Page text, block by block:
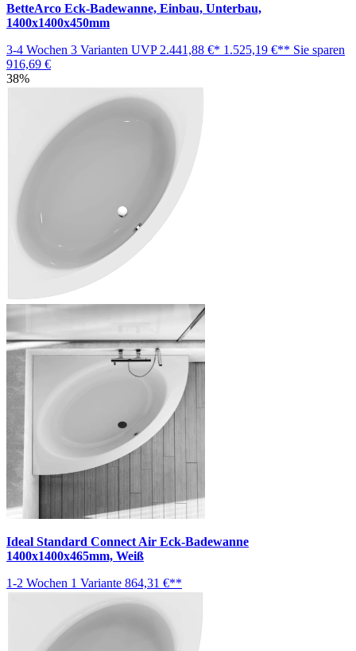
BetteArco Eck-Badewanne, Einbau, Unterbau,
1400x1400x450mm
3-4 Wochen 3 Varianten UVP 2.441,88 €* 1.525,19 €** Sie sparen
916,69 €
38%
Ideal Standard Connect Air Eck-Badewanne
1400x1400x465mm, Weiß
1-2 Wochen 1 Variante 864,31 €**